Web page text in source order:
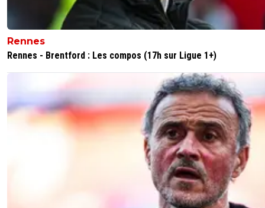
Rennes
Rennes - Brentford : Les compos (17h sur Ligue 1+)